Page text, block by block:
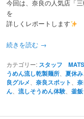
今回は、奈良の人気店「
を
詳しくレポートします
続きを読む →
カテゴリー: スタッフ
うめん流し乾製麺所 、夏休み
良グルメ 、奈良スポット 、
ん 、流しそうめん体験 、釜